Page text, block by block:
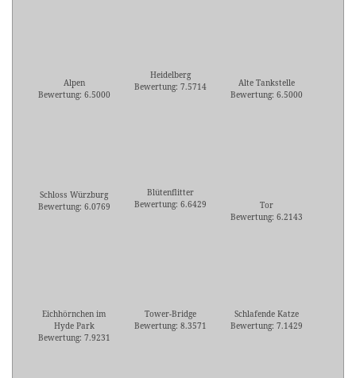
Alpen
Bewertung: 6.5000
Heidelberg
Bewertung: 7.5714
Alte Tankstelle
Bewertung: 6.5000
Schloss Würzburg
Bewertung: 6.0769
Blütenflitter
Bewertung: 6.6429
Tor
Bewertung: 6.2143
Eichhörnchen im
Hyde Park
Bewertung: 7.9231
Tower-Bridge
Bewertung: 8.3571
Schlafende Katze
Bewertung: 7.1429